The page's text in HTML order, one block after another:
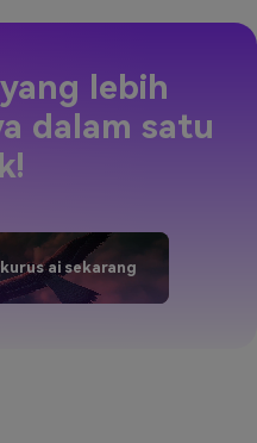
lebih
dalam satu
ai sekarang